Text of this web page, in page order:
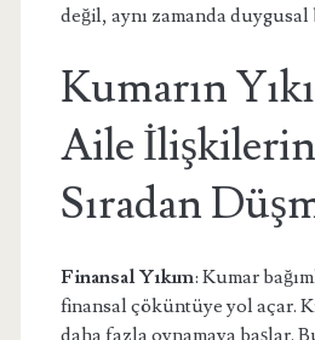
değil, aynı zamanda
Kumarın
Aile
Sıradan
Finansal Yıkım: Kumar
finansal çöküntüye yol açar.
daha fazla oynamaya başlar.